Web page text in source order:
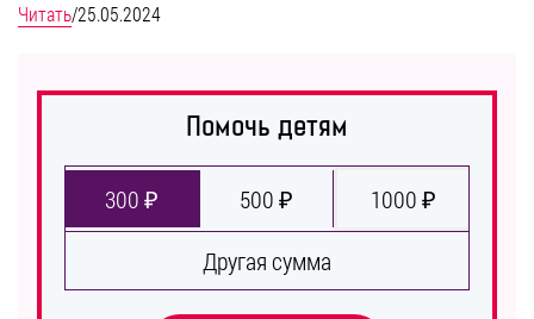
Читать/25.05.2024
Помочь детям
300 ₽ 500 ₽
1000 ₽
Другая сумма